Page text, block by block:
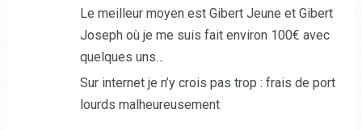
Le meilleur moyen est Gibert Jeune et Gibert
Joseph où je me suis fait environ 100€ avec
quelques uns…
Sur internet je n’y crois pas trop : frais de port
lourds malheureusement